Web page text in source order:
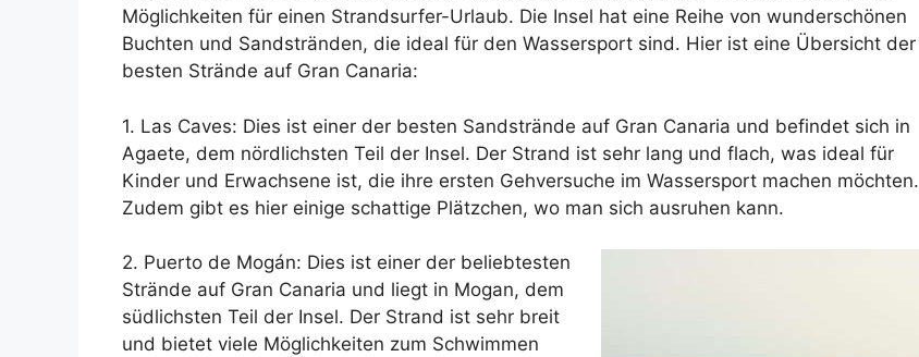
Möglichkeiten für einen Strandsurfer-Urlaub. Die Insel hat eine Reihe von wunderschönen
Buchten und Sandstränden, die ideal für den Wassersport sind. Hier ist eine Übersicht der
besten Strände auf Gran Canaria:
1. Las Caves: Dies ist einer der besten Sandstrände auf Gran Canaria und befindet sich in
Agaete, dem nördlichsten Teil der Insel. Der Strand ist sehr lang und flach, was ideal für
Kinder und Erwachsene ist, die ihre ersten Gehversuche im Wassersport machen möchten.
Zudem gibt es hier einige schattige Plätzchen, wo man sich ausruhen kann.
2. Puerto de Mogán: Dies ist einer der beliebtesten
Strände auf Gran Canaria und liegt in Mogan, dem
südlichsten Teil der Insel. Der Strand ist sehr breit
und bietet viele Möglichkeiten zum Schwimmen